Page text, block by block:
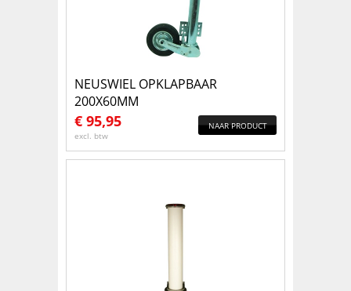
NEUSWIEL OPKLAPBAAR
200X60MM
€ 95,95
excl. btw
NAAR PRODUCT